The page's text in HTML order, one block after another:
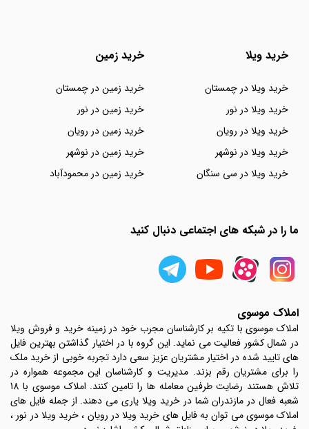
خرید ویلا
خرید ویلا در چمستان
خرید ویلا در نور
خرید ویلا در رویان
خرید ویلا در نوشهر
خرید ویلا در سی سنگان
خرید زمین
خرید زمین در چمستان
خرید زمین در نور
خرید زمین در رویان
خرید زمین در نوشهر
خرید زمین در محمودآباد
ما را در شبکه های اجتماعی دنبال کنید
املاک موسوی
املاک موسوی با تکیه بر کارشناسان مجرب خود در زمینه خرید و فروش ویلا
در شمال کشور فعالیت می نماید. این گروه با در اختیار گذاشتن بهترین فایل
های تایید شده در اختیار مشتریان عزیز سعی دارد تجربه خوبی از خرید ملک
را برای مشتریان رقم بزند. مدیریت و کارشناسان این مجموعه همواره در
تلاش هستند رضایت طرفین معامله ها را تامین کنند. املاک موسوی با 18
شعبه فعال در مازندران شما در خرید ویلا یاری می دهند. از جمله فایل های
املاک موسوی می توان به فایل های خرید ویلا در رویان ، خرید ویلا در نور ،